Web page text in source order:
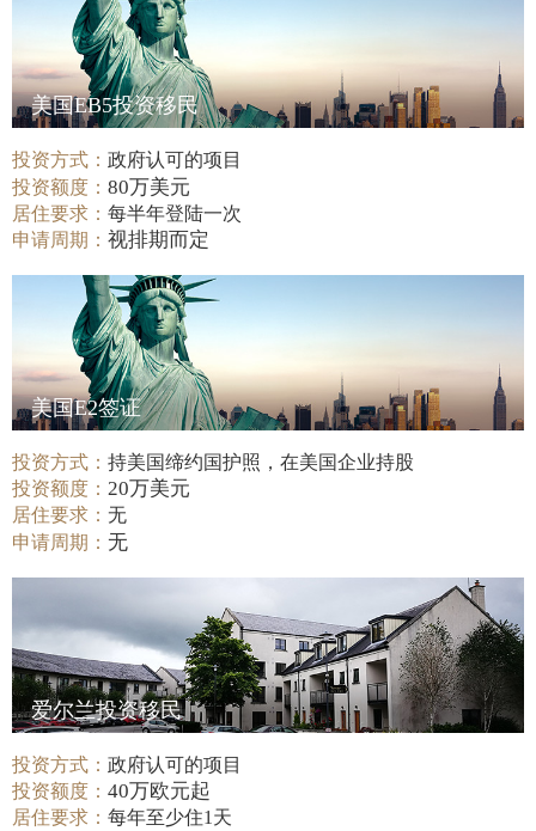
美国EB5投资移民
投资方式：政府认可的项目
投资额度：80万美元
居住要求：每半年登陆一次
申请周期：视排期而定
美国E2签证
投资方式：持美国缔约国护照，在美国企业持股
投资额度： 20万美元
居住要求：无
申请周期：无
爱尔兰投资移民
投资方式：政府认可的项目
投资额度：40万欧元起
居住要求：每年至少住1天